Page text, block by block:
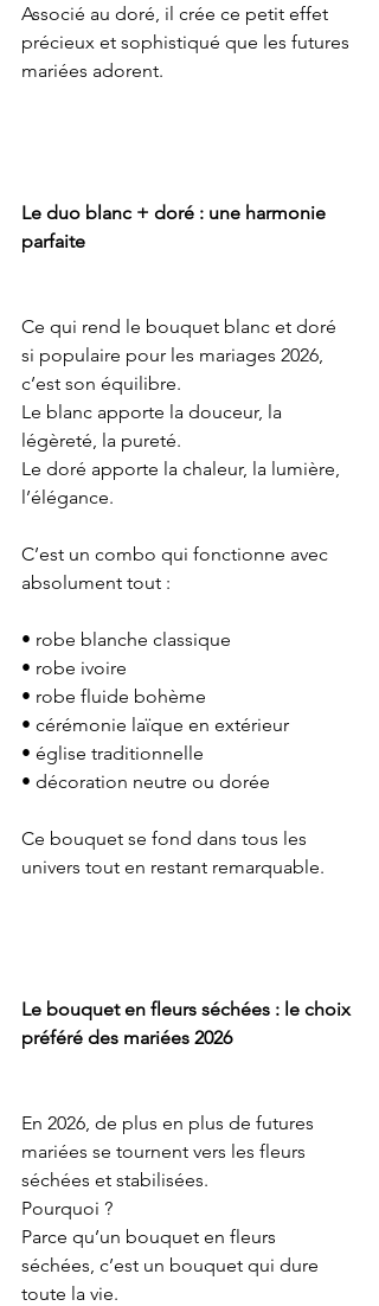
Associé au doré, il crée ce petit effet
précieux et sophistiqué que les futures
mariées adorent.
Le duo blanc + doré : une harmonie
parfaite
Ce qui rend le bouquet blanc et doré
si populaire pour les mariages 2026,
c’est son équilibre.
Le blanc apporte la douceur, la
légèreté, la pureté.
Le doré apporte la chaleur, la lumière,
l’élégance.
C’est un combo qui fonctionne avec
absolument tout :
• robe blanche classique
• robe ivoire
• robe fluide bohème
• cérémonie laïque en extérieur
• église traditionnelle
• décoration neutre ou dorée
Ce bouquet se fond dans tous les
univers tout en restant remarquable.
Le bouquet en fleurs séchées : le choix
préféré des mariées 2026
En 2026, de plus en plus de futures
mariées se tournent vers les fleurs
séchées et stabilisées.
Pourquoi ?
Parce qu’un bouquet en fleurs
séchées, c’est un bouquet qui dure
toute la vie.